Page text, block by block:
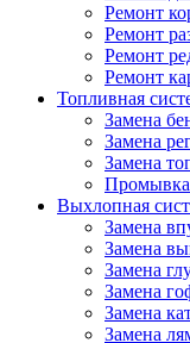
Ремонт
Ремонт
Ремонт
Ремонт
Топливная
Замена
Замена
Замена
Промывка
Выхлопная
Замена
Замена
Замена
Замена
Замена
Замена